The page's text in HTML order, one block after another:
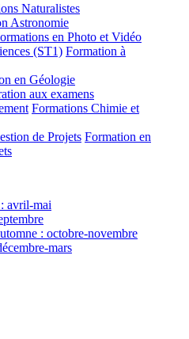
Naturalistes
Astronomie
en Photo et Vidéo
(ST1) Formation à
en Géologie
aux examens
Formations Chimie et
de Projets Formation en
avril-mai
: octobre-novembre
mars